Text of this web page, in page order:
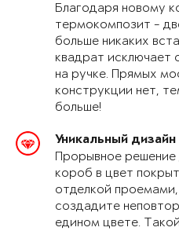
Благодаря новому
термокомпозит -
больше никаких
квадрат исключает
на ручке. Прямых
конструкции нет,
больше!
Уникальный дизайн
Прорывное
короб в цвет
отделкой
создадите
едином цвете.